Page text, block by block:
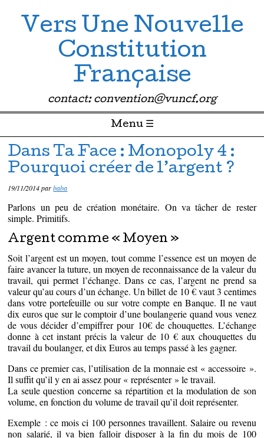
Vers Une Nouvelle
Constitution
Française
contact: convention@vuncf.org
Menu ☰
Passer directement au contenu
Dans Ta Face : Monopoly 4 :
Pourquoi créer de l’argent ?
19/11/2014parbaba
Parlons un peu de création monétaire. On va tâcher de rester
simple. Primitifs.
Argent comme « Moyen »
Soit l’argent est un moyen, tout comme l’essence est un moyen de
faire avancer la tuture, un moyen de reconnaissance de la valeur du
travail, qui permet l’échange. Dans ce cas, l’argent ne prend sa
valeur qu’au cours d’un échange. Un billet de 10 € vaut 3 centimes
dans votre portefeuille ou sur votre compte en Banque. Il ne vaut
dix euros que sur le comptoir d’une boulangerie quand vous venez
de vous décider d’empiffrer pour 10€ de chouquettes. L’échange
donne à cet instant précis la valeur de 10 € aux chouquettes du
travail du boulanger, et dix Euros au temps passé à les gagner.
Dans ce premier cas, l’utilisation de la monnaie est « accessoire ».
Il suffit qu’il y en ai assez pour « représenter » le travail.
La seule question concerne sa répartition et la modulation de son
volume, en fonction du volume de travail qu’il doit représenter.
Exemple : ce mois ci 100 personnes travaillent. Salaire ou revenu
non salarié, il va bien falloir disposer à la fin du mois de 100